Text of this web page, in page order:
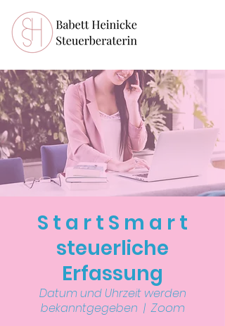
S t a r t S m a r t
steuerliche
Erfassung
Datum und Uhrzeit werden
bekanntgegeben
  |
Zoom